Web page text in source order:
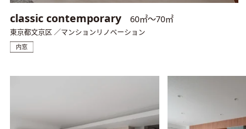
classic contemporary 60㎡〜70㎡
東京都文京区 ／マンションリノベーション
内窓